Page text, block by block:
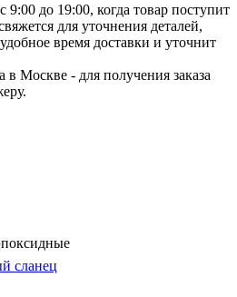
9:00 до 19:00, когда товар поступит
для уточнения деталей,
время доставки и уточнит
в Москве - для получения заказа
сланец